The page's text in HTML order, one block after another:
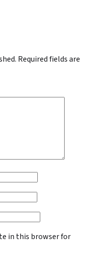
Required fields are
in this browser for